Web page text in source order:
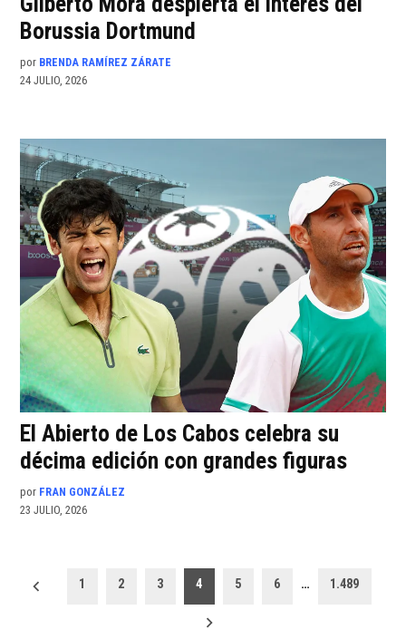
Borussia Dortmund
por BRENDA RAMÍREZ ZÁRATE
24 JULIO, 2026
El Abierto de Los Cabos celebra su
décima edición con grandes figuras
por FRAN GONZÁLEZ
23 JULIO, 2026
Paginación
1 2 3 4 5 6 … 1.489